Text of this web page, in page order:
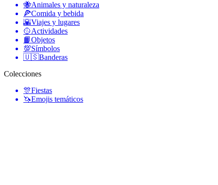
🐝Animales y naturaleza
🍕Comida y bebida
🌇Viajes y lugares
🥎Actividades
📙Objetos
💯Símbolos
🇺🇸Banderas
Colecciones
🎊Fiestas
🦄Emojis temáticos